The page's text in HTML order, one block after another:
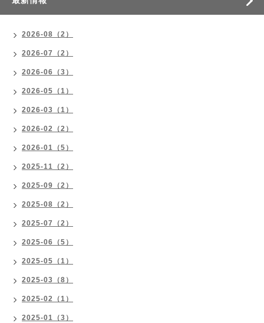
2026-08（2）
2026-07（2）
2026-06（3）
2026-05（1）
2026-03（1）
2026-02（2）
2026-01（5）
2025-11（2）
2025-09（2）
2025-08（2）
2025-07（2）
2025-06（5）
2025-05（1）
2025-03（8）
2025-02（1）
2025-01（3）